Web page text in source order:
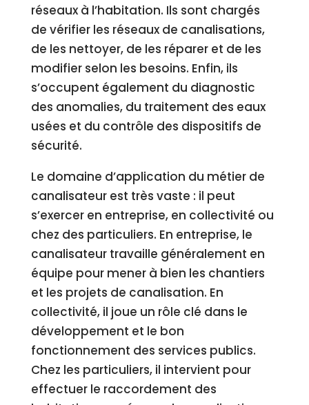
réseaux à l’habitation. Ils sont chargés
de vérifier les réseaux de canalisations,
de les nettoyer, de les réparer et de les
modifier selon les besoins. Enfin, ils
s’occupent également du diagnostic
des anomalies, du traitement des eaux
usées et du contrôle des dispositifs de
sécurité.
Le domaine d’application du métier de
canalisateur est très vaste : il peut
s’exercer en entreprise, en collectivité ou
chez des particuliers. En entreprise, le
canalisateur travaille généralement en
équipe pour mener à bien les chantiers
et les projets de canalisation. En
collectivité, il joue un rôle clé dans le
développement et le bon
fonctionnement des services publics.
Chez les particuliers, il intervient pour
effectuer le raccordement des